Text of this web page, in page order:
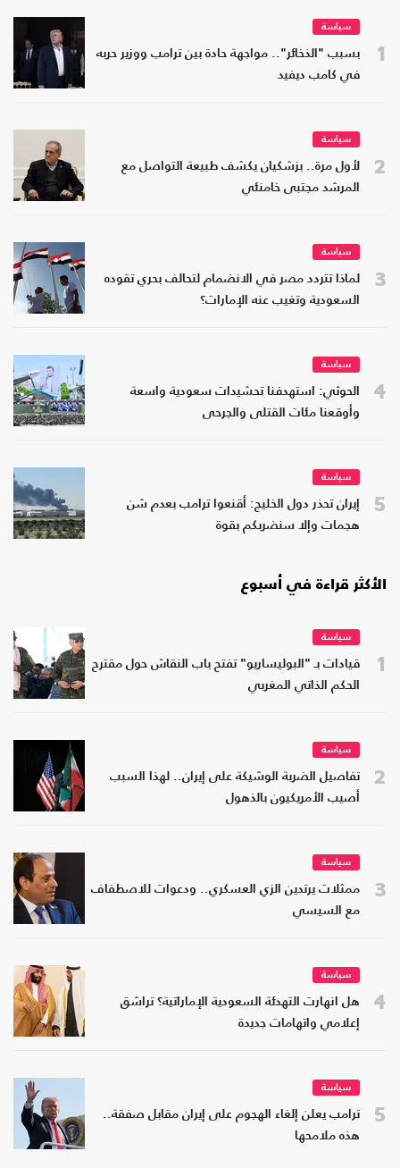
1
سياسة
بسبب "الذخائر".. مواجهة حادة بين ترامب ووزير حربه
في كامب ديفيد
2
سياسة
لأول مرة.. بزشكيان يكشف طبيعة التواصل مع
المرشد مجتبى خامنئي
3
سياسة
لماذا تتردد مصر في الانضمام لتحالف بحري تقوده
السعودية وتغيب عنه الإمارات؟
4
سياسة
الحوثي: استهدفنا تحشيدات سعودية واسعة
وأوقعنا مئات القتلى والجرحى
5
سياسة
إيران تحذر دول الخليج: أقنعوا ترامب بعدم شن
هجمات وإلا سنضربكم بقوة
الأكثر قراءة في أسبوع
1
سياسة
قيادات بـ "البوليساريو" تفتح باب النقاش حول مقترح
الحكم الذاتي المغربي
2
سياسة
تفاصيل الضربة الوشيكة على إيران.. لهذا السبب
أصيب الأمريكيون بالذهول
3
سياسة
ممثلات يرتدين الزي العسكري.. ودعوات للاصطفاف
مع السيسي
4
سياسة
هل انهارت التهدئة السعودية الإماراتية؟ تراشق
إعلامي واتهامات جديدة
5
سياسة
ترامب يعلن إلغاء الهجوم على إيران مقابل صفقة..
هذه ملامحها